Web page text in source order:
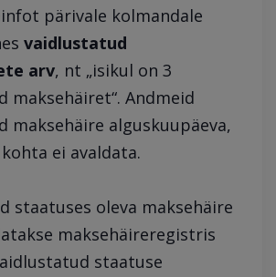
pärivale kolmandale
vaidlustatud
arv, nt „isikul on 3
maksehäiret“. Andmeid
maksehäire alguskuupäeva,
ei avaldata.
staatuses oleva maksehäire
maksehäireregistris
staatuse